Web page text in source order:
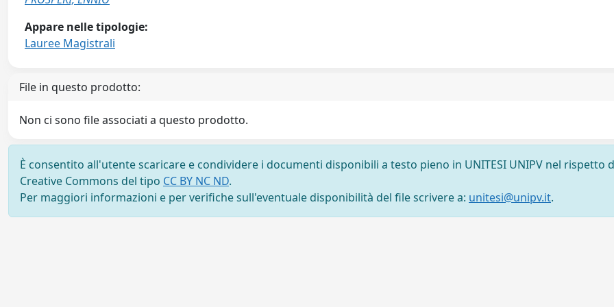
Appare nelle tipologie:
Lauree Magistrali
File in questo prodotto:
Non ci sono file associati a questo prodotto.
È consentito all'utente scaricare e condividere i documenti disponibili a testo pieno in UNITESI UNIPV nel rispetto
Creative Commons del tipo CC BY NC ND.
Per maggiori informazioni e per verifiche sull'eventuale disponibilità del file scrivere a: unitesi@unipv.it.